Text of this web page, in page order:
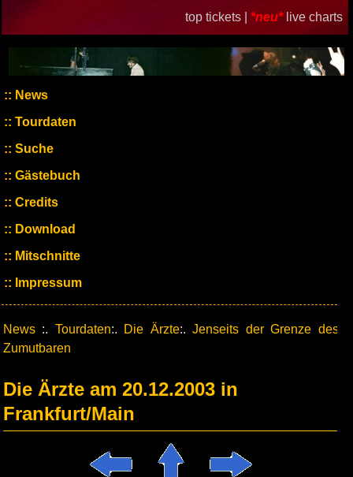
top tickets | *neu* live charts
News
Tourdaten
Suche
Gästebuch
Credits
Download
Mitschnitte
Impressum
News :. Tourdaten:. Die Ärzte:.Jenseits der Grenze des
Zumutbaren
Die Ärzte am 20.12.2003 in
Frankfurt/Main